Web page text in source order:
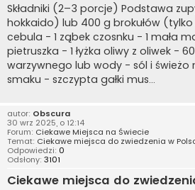
Składniki (2–3 porcje) Podstawa
hokkaido) lub 400 g brokułów (tylko
cebula - 1 ząbek czosnku - 1 mała
pietruszka - 1 łyżka oliwy z oliwek -
warzywnego lub wody - sól i świeżo
smaku - szczypta gałki mus...
autor: Obscura
30 wrz 2025, o 12:14
Forum: Ciekawe Miejsca na Świecie
Temat: Ciekawe miejsca do zwiedzenia w
Odpowiedzi: 0
Odsłony: 3101
Ciekawe miejsca do